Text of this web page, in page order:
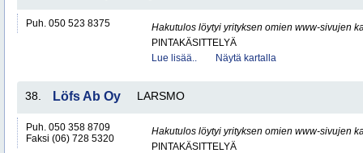
Puh. 050 523 8375
Hakutulos löytyi yrityksen omien www-sivujen
PINTAKÄSITTELYÄ
Lue lisää..
Näytä kartalla
38. Löfs Ab Oy LARSMO
Puh. 050 358 8709
Faksi (06) 728 5320
Hakutulos löytyi yrityksen omien www-sivujen
PINTAKÄSITTELYÄ